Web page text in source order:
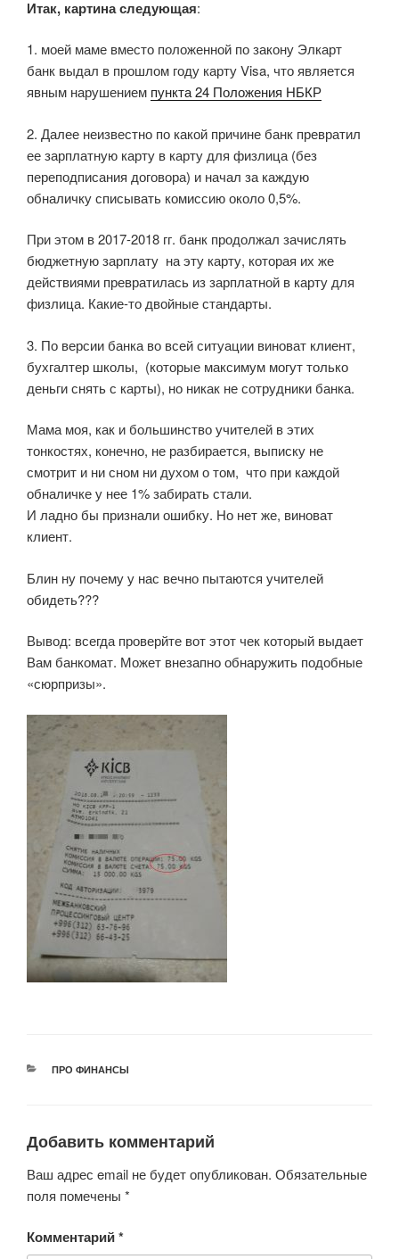
Итак, картина следующая:
1. моей маме вместо положенной по закону Элкарт
банк выдал в прошлом году карту Visa, что является
явным нарушением пункта 24 Положения НБКР
2. Далее неизвестно по какой причине банк превратил
ее зарплатную карту в карту для физлица (без
переподписания договора) и начал за каждую
обналичку списывать комиссию около 0,5%.
При этом в 2017-2018 гг. банк продолжал зачислять
бюджетную зарплату на эту карту, которая их же
действиями превратилась из зарплатной в карту для
физлица. Какие-то двойные стандарты.
3. По версии банка во всей ситуации виноват клиент,
бухгалтер школы, (которые максимум могут только
деньги снять с карты), но никак не сотрудники банка.
Мама моя, как и большинство учителей в этих
тонкостях, конечно, не разбирается, выписку не
смотрит и ни сном ни духом о том, что при каждой
обналичке у нее 1% забирать стали.
И ладно бы признали ошибку. Но нет же, виноват
клиент.
Блин ну почему у нас вечно пытаются учителей
обидеть???
Вывод: всегда проверйте вот этот чек который выдает
Вам банкомат. Может внезапно обнаружить подобные
«сюрпризы».
РУБРИКИ
ПРО ФИНАНСЫ
Добавить комментарий
Ваш адрес email не будет опубликован. Обязательные
поля помечены *
Комментарий*